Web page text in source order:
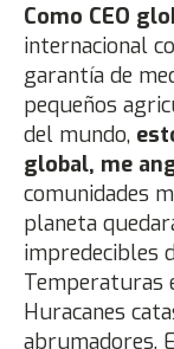
Como CEO
internacional
garantía de
pequeños
del mundo,
global, me
comunidades
planeta
impredecibles
Temperaturas
Huracanes
abrumadores.